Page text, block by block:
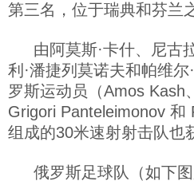
第三名，位于瑞典和芬兰
由阿莫斯·卡什、尼古
利·潘捷列莫诺夫和帕维
罗斯运动员（Amos Kash
Grigori Panteleimonov 和
组成的30米速射射击队也
俄罗斯足球队（如下